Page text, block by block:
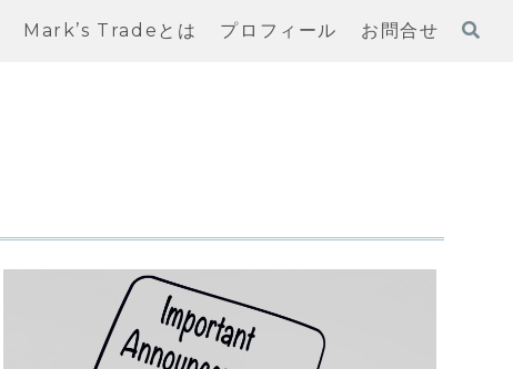
Mark’s Tradeとは プロフィール お問合せ